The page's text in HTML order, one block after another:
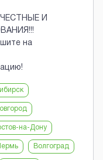
И
на
на-Дону
Волгоград